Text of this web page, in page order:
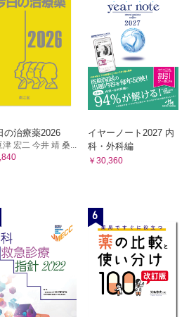
ョン
（リスボン宣言）/③選択の自由（医療の
明と同意/⑤個人情報の保護
泌尿器系/④生殖器系
髄/④末梢神経
覚器/④味覚器/⑤嗅覚器
の解釈と評価
と患者の権利/③医療過誤とリスク
定義
/③秘密を守る義務/④都道府県知事
復師法に定められる罰則/③両罰規
の治療薬2026
津 宏二 今井 靖 桑...
イヤーノート2027 内
科・外科編
￥30,360
6